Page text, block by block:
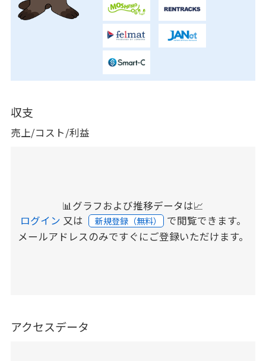
収支
売上/コスト/利益
📊グラフおよび推移データは📈
ログイン 又は 新規登録（無料） で閲覧できます。
メールアドレスのみですぐにご登録いただけます。
アクセスデータ